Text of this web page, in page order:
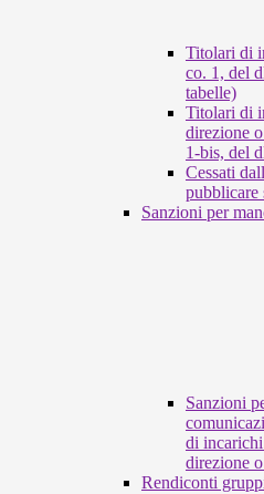
Titolari di
co. 1, del
tabelle)
Titolari di
direzione
1-bis, del
Cessati
pubblicare
Sanzioni per
Sanzioni
di
direzione
Rendiconti